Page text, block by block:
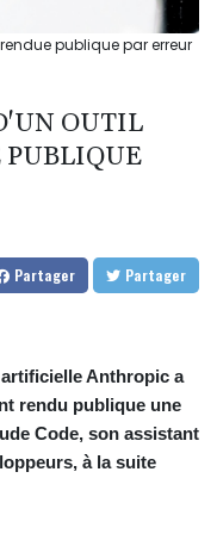
publique par erreur
OUTIL
Partager Partager
Anthropic a
rendu publique une
Code, son assistant
à la suite